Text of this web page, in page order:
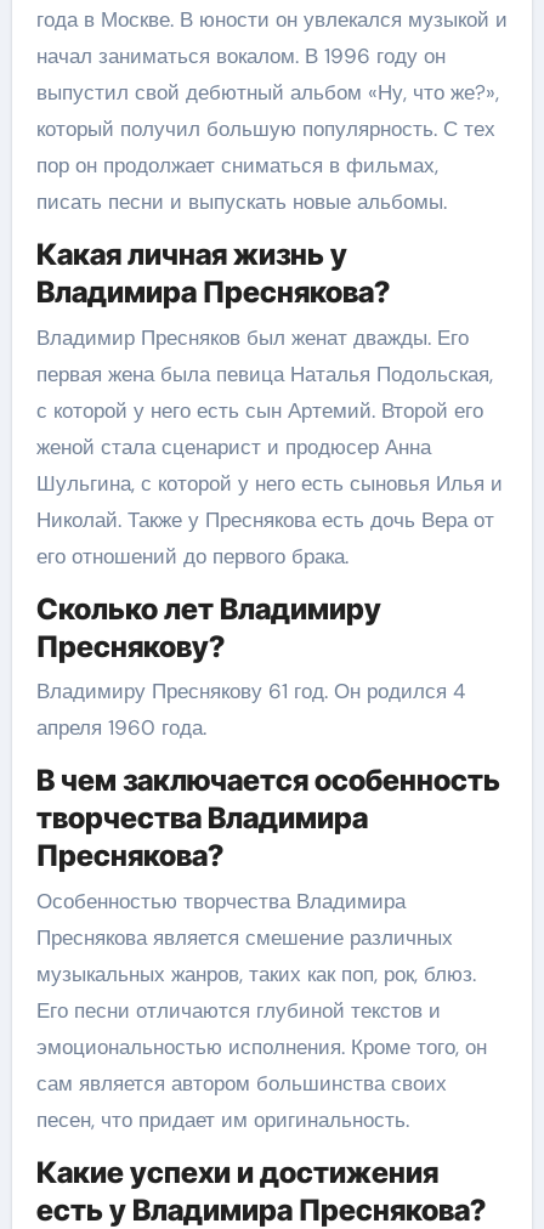
года в Москве. В юности он увлекался музыкой и
начал заниматься вокалом. В 1996 году он
выпустил свой дебютный альбом «Ну, что же?»,
который получил большую популярность. С тех
пор он продолжает сниматься в фильмах,
писать песни и выпускать новые альбомы.
Какая личная жизнь у
Владимира Преснякова?
Владимир Пресняков был женат дважды. Его
первая жена была певица Наталья Подольская,
с которой у него есть сын Артемий. Второй его
женой стала сценарист и продюсер Анна
Шульгина, с которой у него есть сыновья Илья и
Николай. Также у Преснякова есть дочь Вера от
его отношений до первого брака.
Сколько лет Владимиру
Преснякову?
Владимиру Преснякову 61 год. Он родился 4
апреля 1960 года.
В чем заключается особенность
творчества Владимира
Преснякова?
Особенностью творчества Владимира
Преснякова является смешение различных
музыкальных жанров, таких как поп, рок, блюз.
Его песни отличаются глубиной текстов и
эмоциональностью исполнения. Кроме того, он
сам является автором большинства своих
песен, что придает им оригинальность.
Какие успехи и достижения
есть у Владимира Преснякова?